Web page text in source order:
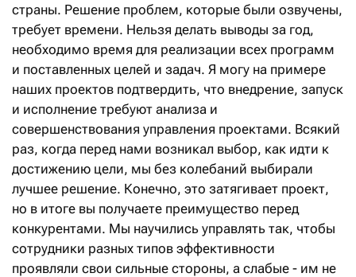
страны. Решение проблем, которые были озвучены,
требует времени. Нельзя делать выводы за год,
необходимо время для реализации всех программ
и поставленных целей и задач. Я могу на примере
наших проектов подтвердить, что внедрение, запуск
и исполнение требуют анализа и
совершенствования управления проектами. Всякий
раз, когда перед нами возникал выбор, как идти к
достижению цели, мы без колебаний выбирали
лучшее решение. Конечно, это затягивает проект,
но в итоге вы получаете преимущество перед
конкурентами. Мы научились управлять так, чтобы
сотрудники разных типов эффективности
проявляли свои сильные стороны, а слабые - им не